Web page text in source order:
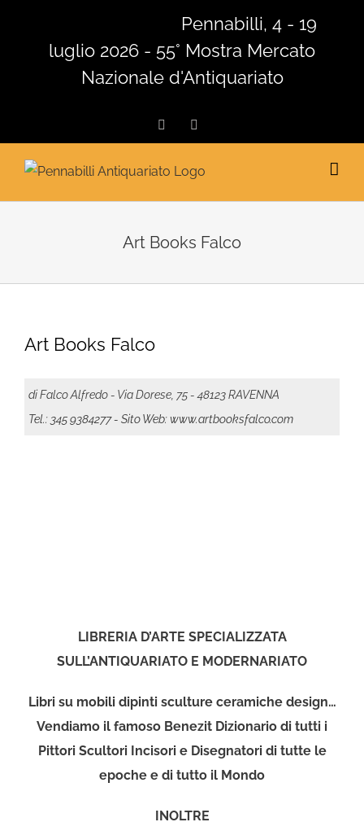
contenuto
Pennabilli, 4 - 19
luglio 2026 - 55° Mostra Mercato
Nazionale d'Antiquariato
Facebook
Art Books Falco
Art Books Falco
di Falco Alfredo - Via Dorese, 75 - 48123 RAVENNA
Tel.: 345 9384277- Sito Web: www.artbooksfalco.com
LIBRERIA D’ARTE SPECIALIZZATA
SULL’ANTIQUARIATO E MODERNARIATO
Libri su mobili dipinti sculture ceramiche design…
Vendiamo il famoso Benezit Dizionario di tutti i
Pittori Scultori Incisori e Disegnatori di tutte le
epoche e di tutto il Mondo
INOLTRE